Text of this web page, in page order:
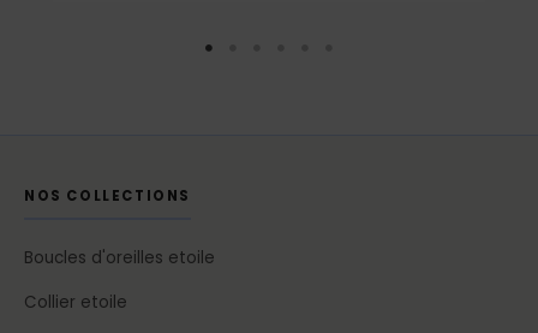
NOS COLLECTIONS
Boucles d'oreilles etoile
Collier etoile